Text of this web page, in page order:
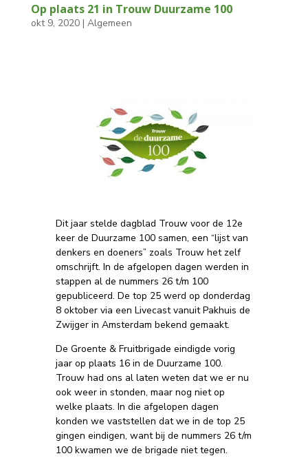
Op plaats 21 in Trouw Duurzame 100
okt 9, 2020| Algemeen
Dit jaar stelde dagblad Trouw voor de 12e
keer de Duurzame 100 samen, een “lijst van
denkers en doeners” zoals Trouw het zelf
omschrijft. In de afgelopen dagen werden in
stappen al de nummers 26 t/m 100
gepubliceerd. De top 25 werd op donderdag
8 oktober via een Livecast vanuit Pakhuis de
Zwijger in Amsterdam bekend gemaakt.
De Groente & Fruitbrigade eindigde vorig
jaar op plaats 16 in de Duurzame 100.
Trouw had ons al laten weten dat we er nu
ook weer in stonden, maar nog niet op
welke plaats. In die afgelopen dagen
konden we vaststellen dat we in de top 25
gingen eindigen, want bij de nummers 26 t/m
100 kwamen we de brigade niet tegen.